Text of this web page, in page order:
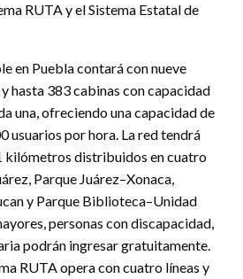
RUTA y el Sistema Estatal de
en Puebla contará con nueve
hasta 383 cabinas con capacidad
una, ofreciendo una capacidad de
usuarios por hora. La red tendrá
kilómetros distribuidos en cuatro
Parque Juárez–Xonaca,
y Parque Biblioteca–Unidad
personas con discapacidad,
podrán ingresar gratuitamente.
RUTA opera con cuatro líneas y